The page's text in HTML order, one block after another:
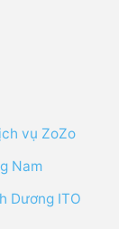
vụ ZoZo
Nam
Dương ITO